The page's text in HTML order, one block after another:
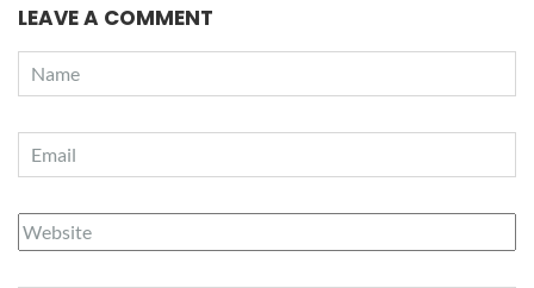
LEAVE A COMMENT